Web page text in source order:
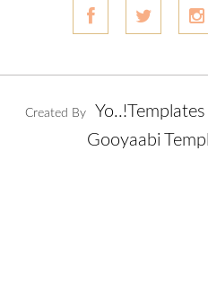
Created By Yo..!Templates
Gooyaabi